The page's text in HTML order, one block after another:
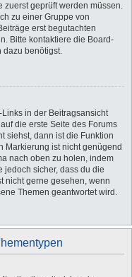
zuerst geprüft werden müssen.
zu einer Gruppe von
erst begutachten
Bitte kontaktiere die Board-
dazu benötigst.
Links in der Beitragsansicht
die erste Seite des Forums
siehst, dann ist die Funktion
Markierung ist nicht genügend
nach oben zu holen, indem
jedoch sicher, dass du die
nicht gerne gesehen, wenn
Themen geantwortet wird.